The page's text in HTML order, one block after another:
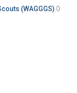
(WAGGGS) 0